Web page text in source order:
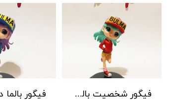
فیگور شخصیت بالما انیمه دراگون بال